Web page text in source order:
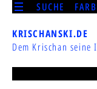
SUCHE
KRISCHANSKI.DE
Dem Krischan